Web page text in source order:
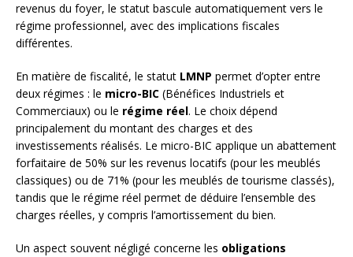
revenus du foyer, le statut bascule automatiquement vers le
régime professionnel, avec des implications fiscales
différentes.
En matière de fiscalité, le statut LMNP permet d’opter entre
deux régimes : le micro-BIC (Bénéfices Industriels et
Commerciaux) ou le régime réel. Le choix dépend
principalement du montant des charges et des
investissements réalisés. Le micro-BIC applique un abattement
forfaitaire de 50% sur les revenus locatifs (pour les meublés
classiques) ou de 71% (pour les meublés de tourisme classés),
tandis que le régime réel permet de déduire l’ensemble des
charges réelles, y compris l’amortissement du bien.
Un aspect souvent négligé concerne les obligations